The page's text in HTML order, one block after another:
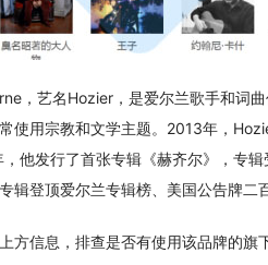
，艺名Hozier，是爱尔兰歌手和词
使用宗教和文学主题。2013年，
他发行了首张专辑《赫齐尔》，专
辑登顶爱尔兰专辑榜、美国公告牌二
方信息，排查是否有使用该品牌的旗